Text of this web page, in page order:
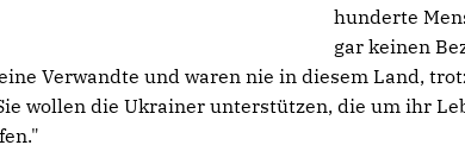
hunderte
gar keinen
Verwandte und waren nie in diesem Land,
wollen die Ukrainer unterstützen, die um ihr